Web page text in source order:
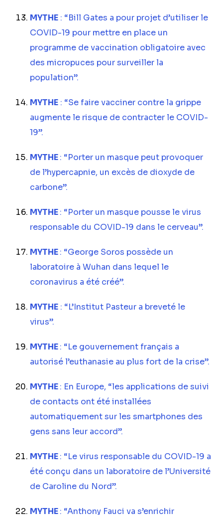
MYTHE : “Bill Gates a pour projet d’utiliser le
COVID-19 pour mettre en place un
programme de vaccination obligatoire avec
des micropuces pour surveiller la
population”.
MYTHE : “Se faire vacciner contre la grippe
augmente le risque de contracter le COVID-
19”.
MYTHE: “Porter un masque peut provoquer
de l’hypercapnie, un excès de dioxyde de
carbone”.
MYTHE: “Porter un masque pousse le virus
responsable du COVID-19 dans le cerveau”.
MYTHE: “George Soros possède un
laboratoire à Wuhan dans lequel le
coronavirus a été créé”.
MYTHE : “L’Institut Pasteur a breveté le
virus”.
MYTHE: “Le gouvernement français a
autorisé l’euthanasie au plus fort de la crise”.
MYTHE: En Europe, “les applications de suivi
de contacts ont été installées
automatiquement sur les smartphones des
gens sans leur accord”.
MYTHE: “Le virus responsable du COVID-19 a
été conçu dans un laboratoire de l’Université
de Caroline du Nord”.
MYTHE: “Anthony Fauci va s’enrichir